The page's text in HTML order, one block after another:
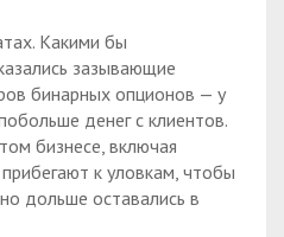
Какими бы
зазывающие
бинарных опционов — у
денег с клиентов.
бизнесе, включая
к уловкам, чтобы
дольше оставались в